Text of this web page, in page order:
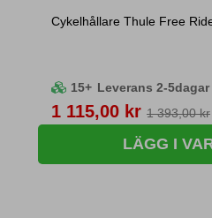
Cykelhållare Thule Free
15+ Leverans 2-5dagar
Pris
1 115,00 kr 1 393,00 kr
LÄGG I